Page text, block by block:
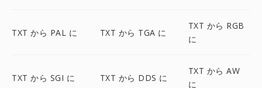
TXT から PAL に TXT から TGA に
TXT から RGB
に
TXT から SGI に TXT から DDS に
TXT から AW
に